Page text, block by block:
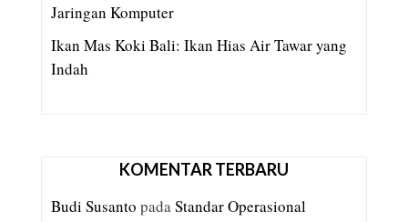
Jaringan Komputer
Ikan Mas Koki Bali: Ikan Hias Air Tawar yang
Indah
KOMENTAR TERBARU
Budi Susanto pada Standar Operasional